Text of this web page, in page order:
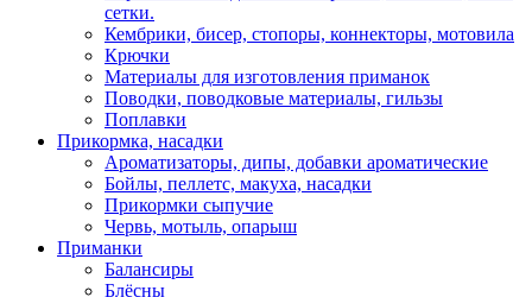
сетки.
Кембрики, бисер, стопоры, коннекторы, мотовила
Крючки
Материалы для изготовления приманок
Поводки, поводковые материалы, гильзы
Поплавки
Прикормка, насадки
Ароматизаторы, дипы, добавки ароматические
Бойлы, пеллетс, макуха, насадки
Прикормки сыпучие
Червь, мотыль, опарыш
Приманки
Балансиры
Блёсны